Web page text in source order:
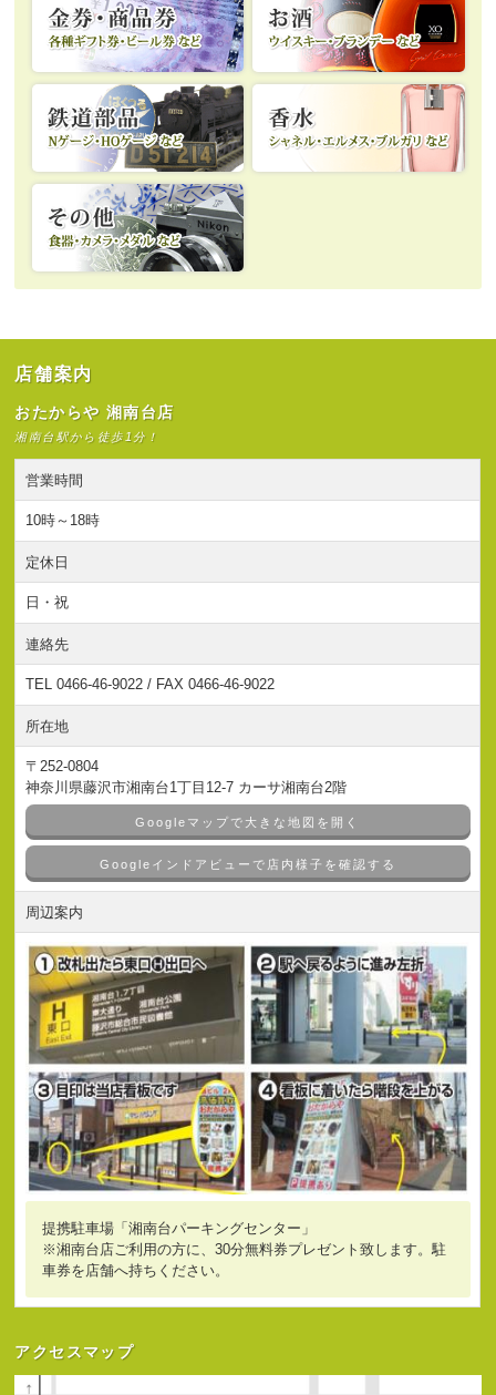
店舗案内
おたからや 湘南台店
湘南台駅から徒歩1分！
営業時間
10時～18時
定休日
日・祝
連絡先
TEL 0466-46-9022 / FAX 0466-46-9022
所在地
〒252-0804
神奈川県藤沢市湘南台1丁目12-7 カーサ湘南台2階
Googleマップで大きな地図を開く
Googleインドアビューで店内様子を確認する
周辺案内
提携駐車場「湘南台パーキングセンター」
※湘南台店ご利用の方に、30分無料券プレゼント致します。駐
車券を店舗へ持ちください。
アクセスマップ